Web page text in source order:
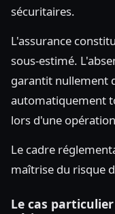
sécuritaires.
L'assurance
sous-estimé.
garantit nullement
automatiquement
lors d'une
Le cadre
maîtrise du risque
Le cas